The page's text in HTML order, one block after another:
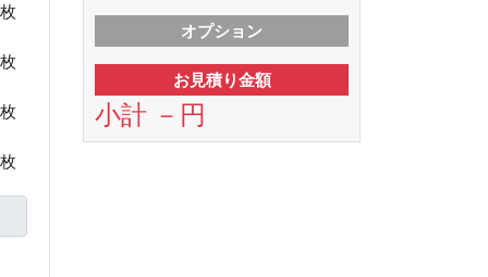
枚
枚
枚
枚
オプション
お見積り金額
小計 － 円